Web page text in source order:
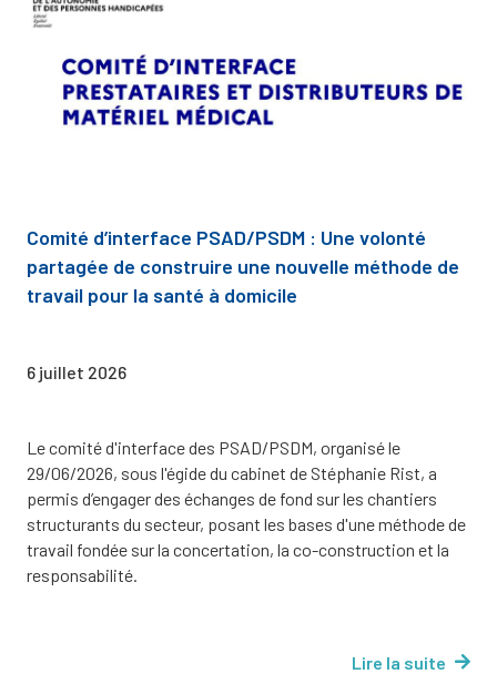
Comité d’interface PSAD/PSDM : Une volonté
partagée de construire une nouvelle méthode de
travail pour la santé à domicile
6 juillet 2026
Le comité d'interface des PSAD/PSDM, organisé le
29/06/2026, sous l'égide du cabinet de Stéphanie Rist, a
permis d’engager des échanges de fond sur les chantiers
structurants du secteur, posant les bases d'une méthode de
travail fondée sur la concertation, la co-construction et la
responsabilité.
Lire la suite